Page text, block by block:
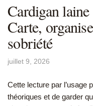
Cardigan
Carte,
sobriété
juillet 9, 2026
Cette lecture par l’usage
théoriques et de garder